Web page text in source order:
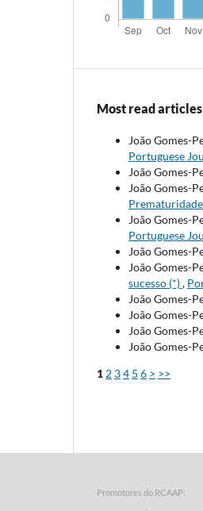
Most read
João Gomes-
Portuguese
João Gomes-
João Gomes-
João Gomes-
Portuguese
João Gomes-
João Gomes-
sucesso (*),
João Gomes-
João Gomes-
João Gomes-
João Gomes-
1 2 34 5 6 > >>
Promotores do RCAAP: